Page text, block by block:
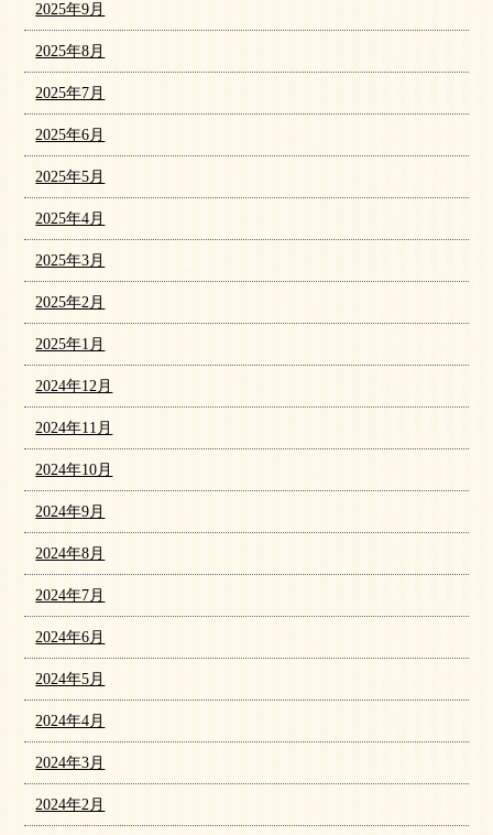
2025年9月
2025年8月
2025年7月
2025年6月
2025年5月
2025年4月
2025年3月
2025年2月
2025年1月
2024年12月
2024年11月
2024年10月
2024年9月
2024年8月
2024年7月
2024年6月
2024年5月
2024年4月
2024年3月
2024年2月